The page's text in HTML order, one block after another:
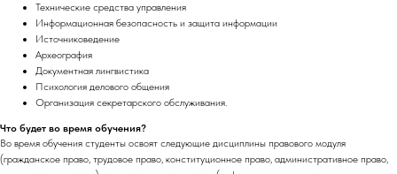
Технические средства управления
Информационная безопасность и защита информации
Источниковедение
Археография
Документная лингвистика
Психология делового общения
Организация секретарского обслуживания.
Что будет во время обучения?
Во время обучения студенты освоят следующие дисциплины правового модуля
(гражданское право, трудовое право, конституционное право, административное право,